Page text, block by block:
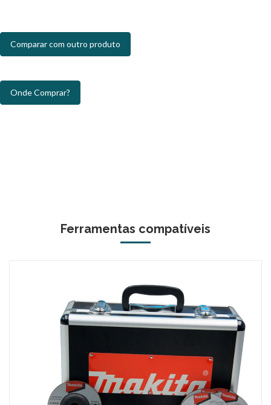
Comparar com outro produto
Onde Comprar?
Ferramentas compatíveis